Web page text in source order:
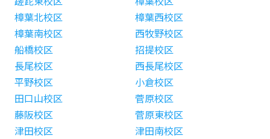
樟葉北校区
樟葉西校区
樟葉南校区
西牧野校区
船橋校区
招提校区
長尾校区
西長尾校区
平野校区
小倉校区
田口山校区
菅原校区
藤阪校区
菅原東校区
津田校区
津田南校区